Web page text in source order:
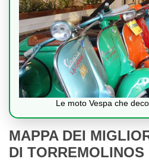
Le moto Vespa che
MAPPA DEI
DI TORREMOLINOS